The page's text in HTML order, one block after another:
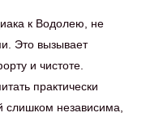
к Водолею, не
Это вызывает
и чистоте.
практически
независима,